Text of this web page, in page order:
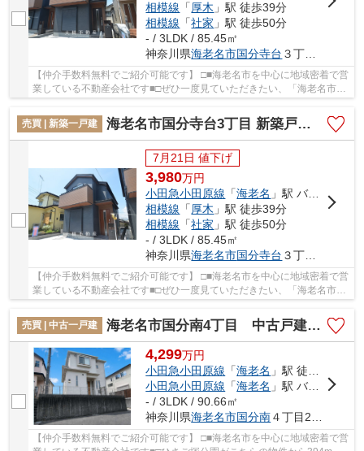
相模線 「厚木 」駅 徒歩39分
相模線 「社家 」駅 徒歩50分
- / 3LDK / 85.45㎡
神奈川県海老名市国分寺台 ３丁目3-12
【仲介手数料無料でご紹介可能です】 □■海老名市を中心に地域密着で営
業している不動産会社です■□ぜひ一度見ていただきたい、「海老名市国
売買 | 新築一戸建
海老名市国分寺台3丁目 新築戸建て 全2棟【仲介手数料無料】
7月21日 値下げ
3,980万円
小田急小田原線 「海老名 」駅 バス8分 「国分寺台第7」 停歩2分
相模線 「厚木 」駅 徒歩39分
相模線 「社家 」駅 徒歩50分
- / 3LDK / 85.45㎡
神奈川県海老名市国分寺台 ３丁目3-12
【仲介手数料無料でご紹介可能です】 □■海老名市を中心に地域密着で営
業している不動産会社です■□ぜひ一度見ていただきたい、「海老名市国
売買 | 中古一戸建
海老名市国分南4丁目 中古戸建て 【仲介手数料無料】
4,299万円
小田急小田原線 「海老名 」駅 徒歩19分
小田急小田原線 「海老名 」駅 バス12分 「国分寺台第2」 停歩5分
- / 3LDK / 90.66㎡
神奈川県海老名市国分南４丁目24-3
【仲介手数料無料でご紹介可能です】 □■海老名市を中心に地域密着で営